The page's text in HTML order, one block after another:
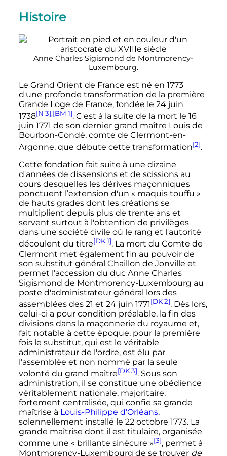
Histoire
Anne Charles Sigismond de Montmorency-
Luxembourg.
Le Grand Orient de France est né en 1773
d'une profonde transformation de la première
Grande Loge de France, fondée le 24 juin
1738[N 3],[BM 1]. C'est à la suite de la mort le 16
juin 1771 de son dernier grand maître Louis de
Bourbon-Condé, comte de Clermont-en-
Argonne, que débute cette transformation[2].
Cette fondation fait suite à une dizaine
d'années de dissensions et de scissions au
cours desquelles les dérives maçonniques
ponctuent l’extension d'un « maquis touffu »
de hauts grades dont les créations se
multiplient depuis plus de trente ans et
servent surtout à l'obtention de privilèges
dans une société civile où le rang et l'autorité
découlent du titre[DK 1]. La mort du Comte de
Clermont met également fin au pouvoir de
son substitut général Chaillon de Jonville et
permet l'accession du duc Anne Charles
Sigismond de Montmorency-Luxembourg au
poste d'administrateur général lors des
assemblées des 21 et 24 juin 1771[DK 2]. Dès lors,
celui-ci a pour condition préalable, la fin des
divisions dans la maçonnerie du royaume et,
fait notable à cette époque, pour la première
fois le substitut, qui est le véritable
administrateur de l'ordre, est élu par
l'assemblée et non nommé par la seule
volonté du grand maître[DK 3]. Sous son
administration, il se constitue une obédience
véritablement nationale, majoritaire,
fortement centralisée, qui confie sa grande
maîtrise à Louis-Philippe d'Orléans,
solennellement installé le 22 octobre 1773. La
grande maîtrise dont il est titulaire, organisée
comme une « brillante sinécure »[3], permet à
Montmorency-Luxembourg de se trouver de